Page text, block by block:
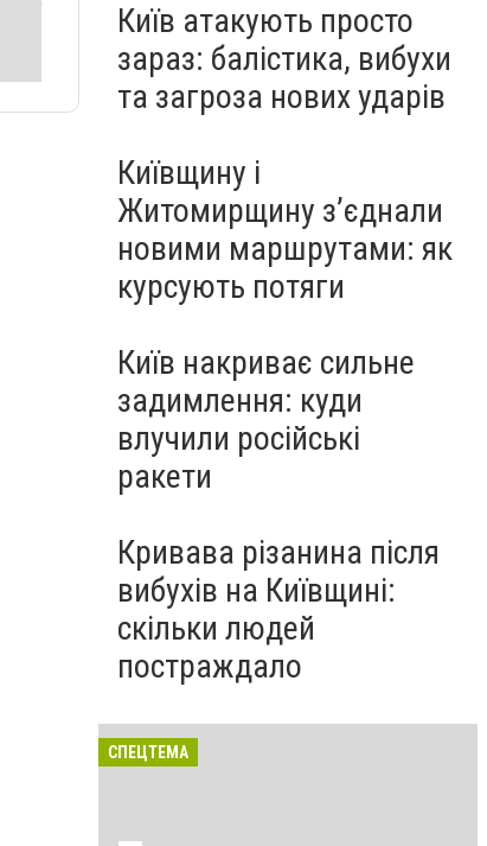
Київ атакують просто
зараз: балістика, вибухи
та загроза нових ударів
Київщину і
Житомирщину з’єднали
новими маршрутами: як
курсують потяги
Київ накриває сильне
задимлення: куди
влучили російські
ракети
Кривава різанина після
вибухів на Київщині:
скільки людей
постраждало
СПЕЦТЕМА